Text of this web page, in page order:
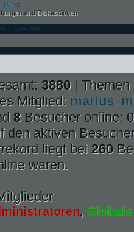
Brett
und Diskussionen.
Das Team
3880| Themen
Mitglied:
8Besucher online:
den aktiven
liegt bei 260
waren.
,